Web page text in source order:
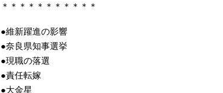
＊＊＊＊＊＊＊＊＊＊＊
●維新躍進の影響
●奈良県知事選挙
●現職の落選
●責任転嫁
●大金星